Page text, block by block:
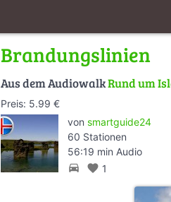
Brandungslinien
Aus dem AudiowalkRund um
Preis: 5.99 €
von smartguide24
60 Stationen
56:19 min Audio
directions_car favorite 1